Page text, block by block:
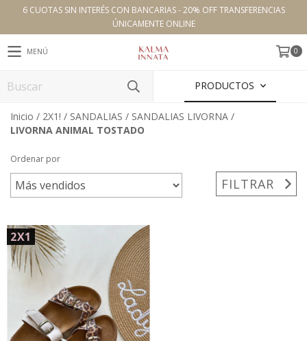
6 CUOTAS SIN INTERÉS CON BANCARIAS - 20% OFF TRANSFERENCIAS
ÚNICAMENTE ONLINE
MENÚ 0
PRODUCTOS
Inicio / 2X1! / SANDALIAS / SANDALIAS LIVORNA /
LIVORNA ANIMAL TOSTADO
Ordenar por
FILTRAR
2X1